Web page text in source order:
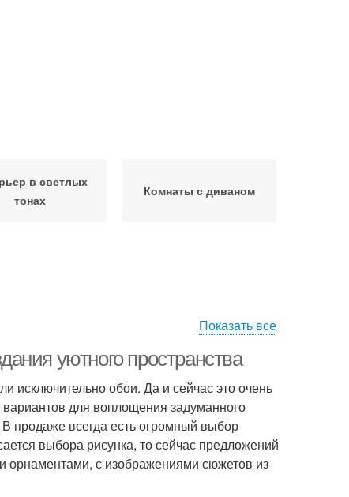
в светлых
тонах
Комнаты с диваном
Показать все
уютного пространства
исключительно обои. Да и сейчас это очень
для воплощения задуманного
продаже всегда есть огромный выбор
выбора рисунка, то сейчас предложений
орнаментами, с изображениями сюжетов из